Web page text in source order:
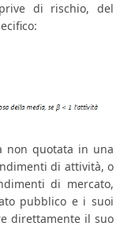
di rischio, del
non quotata in una
di attività, o
di mercato,
pubblico e i suoi
direttamente il suo